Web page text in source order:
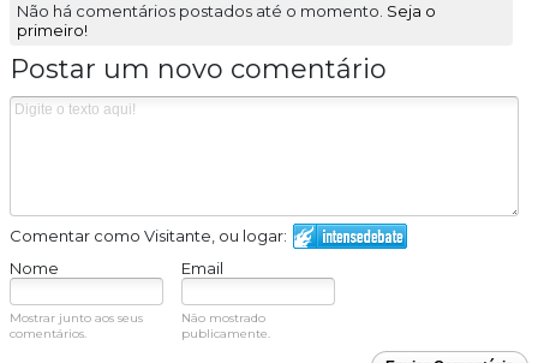
Não há comentários postados até o momento. Seja o
primeiro!
Postar um novo comentário
Comentar como Visitante, ou logar:
Nome
Email
Mostrar junto aos seus
comentários.
Não mostrado
publicamente.